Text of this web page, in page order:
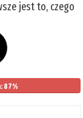
jest to, czego
87%